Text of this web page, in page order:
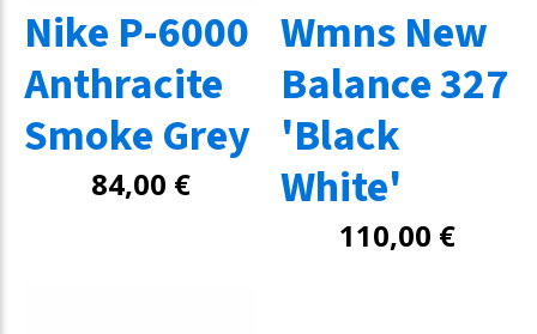
Nike P-6000
Anthracite
Smoke Grey
84,00 €
Wmns New
Balance 327
'Black
White'
110,00 €